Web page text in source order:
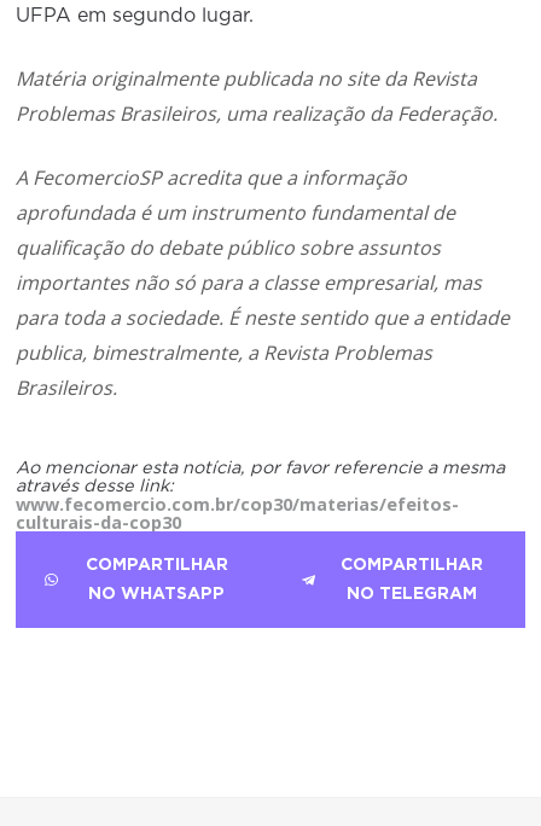
UFPA em segundo lugar.
Matéria originalmente publicada no site da Revista
Problemas Brasileiros, uma realização da Federação.
A FecomercioSP acredita que a informação
aprofundada é um instrumento fundamental de
qualificação do debate público sobre assuntos
importantes não só para a classe empresarial, mas
para toda a sociedade. É neste sentido que a entidade
publica, bimestralmente, a Revista Problemas
Brasileiros.
Ao mencionar esta notícia, por favor referencie a mesma
através desse link:
www.fecomercio.com.br/cop30/materias/efeitos-
culturais-da-cop30
COMPARTILHAR
NO WHATSAPP
COMPARTILHAR
NO TELEGRAM